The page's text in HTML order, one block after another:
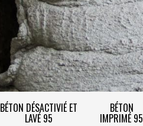
BÉTON DÉSACTIVIÉ ET
LAVÉ 95
BÉTON
IMPRIMÉ 95